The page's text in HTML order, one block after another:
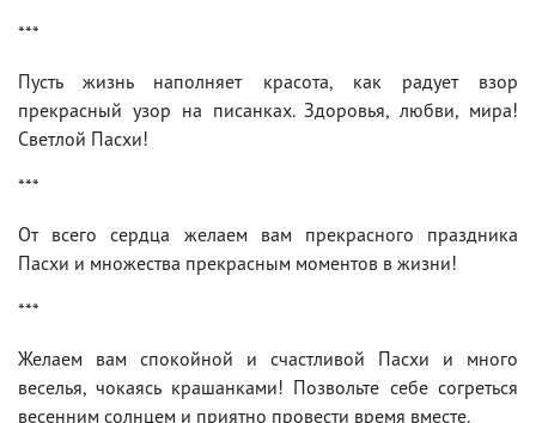
***
Пусть жизнь наполняет красота, как радует взор
прекрасный узор на писанках. Здоровья, любви, мира!
Светлой Пасхи!
***
От всего сердца желаем вам прекрасного праздника
Пасхи и множества прекрасным моментов в жизни!
***
Желаем вам спокойной и счастливой Пасхи и много
веселья, чокаясь крашанками! Позвольте себе согреться
весенним солнцем и приятно провести время вместе.